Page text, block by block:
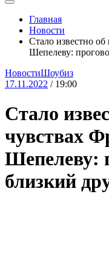
Главная
Новости
Стало известно
Шепелеву:
НовостиШоубиз
17.11.2022 / 19:00
Стало
чувствах
Шепелеву:
близкий